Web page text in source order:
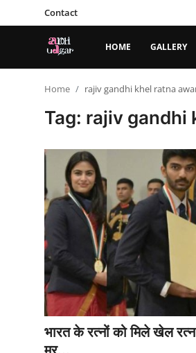
Contact
HOME GALLERY
Contact
राजस्थान
एज्युकेशन
Home rajiv gandhi khel ratna
Tag: rajiv gandhi
भारत के रत्नों को मिले खेल रत्न,